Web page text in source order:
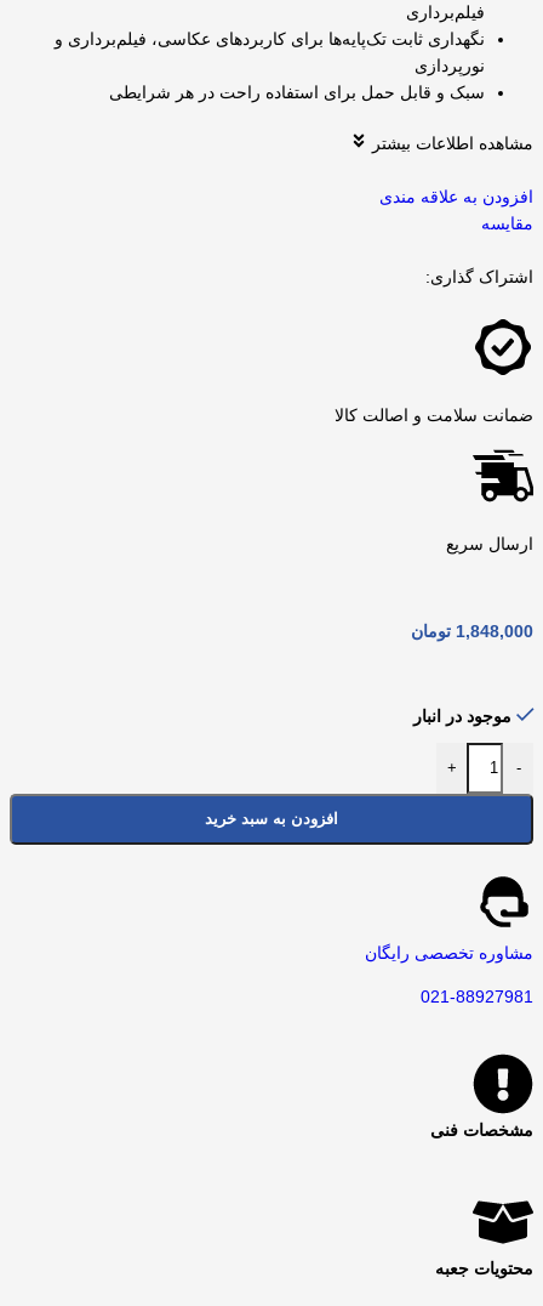
فیلم‌برداری
نگهداری ثابت تک‌پایه‌ها برای کاربردهای عکاسی، فیلم‌برداری و
نورپردازی
سبک و قابل حمل برای استفاده راحت در هر شرایطی
مشاهده اطلاعات بیشتر
افزودن به علاقه مندی
مقايسه
اشتراک گذاری:
ضمانت سلامت و اصالت کالا
ارسال سریع
1,848,000 تومان
موجود در انبار
-
+
افزودن به سبد خرید
مشاوره تخصصی رایگان
021-88927981
مشخصات فنی
محتویات جعبه